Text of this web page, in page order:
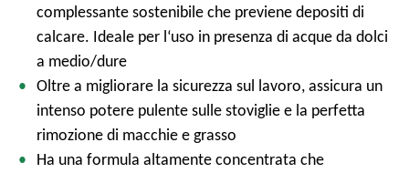
complessante sostenibile che previene depositi di
calcare. Ideale per l‘uso in presenza di acque da dolci
a medio/dure
Oltre a migliorare la sicurezza sul lavoro, assicura un
intenso potere pulente sulle stoviglie e la perfetta
rimozione di macchie e grasso
Ha una formula altamente concentrata che